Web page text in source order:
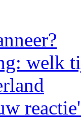
welk